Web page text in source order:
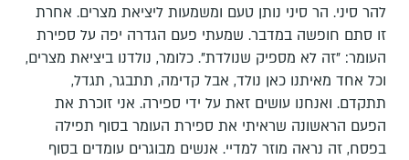
להר סיני. הר סיני נותן טעם ומשמעות ליציאת מצרים. אחרת
זו סתם חופשה במדבר. שמעתי פעם הגדרה יפה על ספירת
העומר: "זה לא מספיק שנולדת". כלומר, נולדנו ביציאת מצרים,
וכל אחד מאיתנו כאן נולד, אבל קדימה, תתבגר, תגדל,
תתקדם. ואנחנו עושים זאת על ידי ספירה. אני זוכרת את
הפעם הראשונה שראיתי את ספירת העומר בסוף תפילה
בפסח, זה נראה מוזר למדיי. אנשים מבוגרים עומדים בסוף